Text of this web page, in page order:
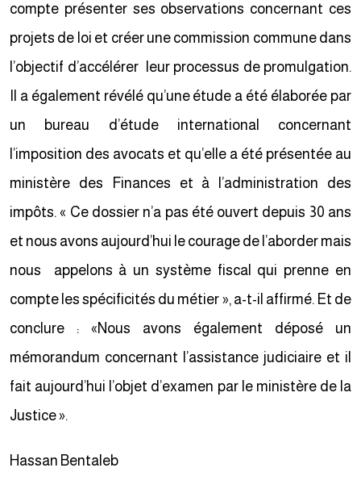
compte présenter ses observations concernant ces
projets de loi et créer une commission commune dans
l’objectif d’accélérer leur processus de promulgation.
Il a également révélé qu’une étude a été élaborée par
un bureau d’étude international concernant
l’imposition des avocats et qu’elle a été présentée au
ministère des Finances et à l’administration des
impôts. « Ce dossier n’a pas été ouvert depuis 30 ans
et nous avons aujourd’hui le courage de l’aborder mais
nous appelons à un système fiscal qui prenne en
compte les spécificités du métier », a-t-il affirmé. Et de
conclure : «Nous avons également déposé un
mémorandum concernant l’assistance judiciaire et il
fait aujourd’hui l’objet d’examen par le ministère de la
Justice ».
Hassan Bentaleb